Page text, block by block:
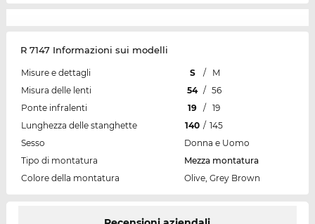
R 7147 Informazioni sui modelli
Misure e dettagli S /
M
Misura delle lenti
54 / 56
Ponte infralenti
19 /
19
Lunghezza delle stanghette
140 / 145
Sesso
Donna e Uomo
Tipo di montatura
Mezza montatura
Colore della montatura
Olive, Grey Brown